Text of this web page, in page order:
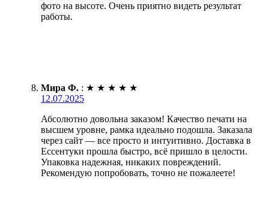
фото на высоте. Очень приятно видеть результат
работы.
Мира Ф. : ★ ★ ★ ★ ★
12.07.2025
Абсолютно довольна заказом! Качество печати на
высшем уровне, рамка идеально подошла. Заказала
через сайт — все просто и интуитивно. Доставка в
Ессентуки прошла быстро, всё пришло в целости.
Упаковка надежная, никаких повреждений.
Рекомендую попробовать, точно не пожалеете!